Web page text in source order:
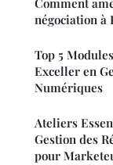
Comment
négociation à
Top 5
Exceller en
Numériques
Ateliers
Gestion des
pour